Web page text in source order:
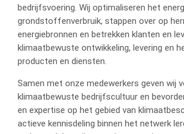
bedrijfsvoering. Wij optimaliseren het
grondstoffenverbruik, stappen over op
energiebronnen en betrekken klanten en
klimaatbewuste ontwikkeling, levering en
producten en diensten.
Samen met onze medewerkers geven wij
klimaatbewuste bedrijfscultuur en
en expertise op het gebied van
actieve kennisdeling binnen het netwerk